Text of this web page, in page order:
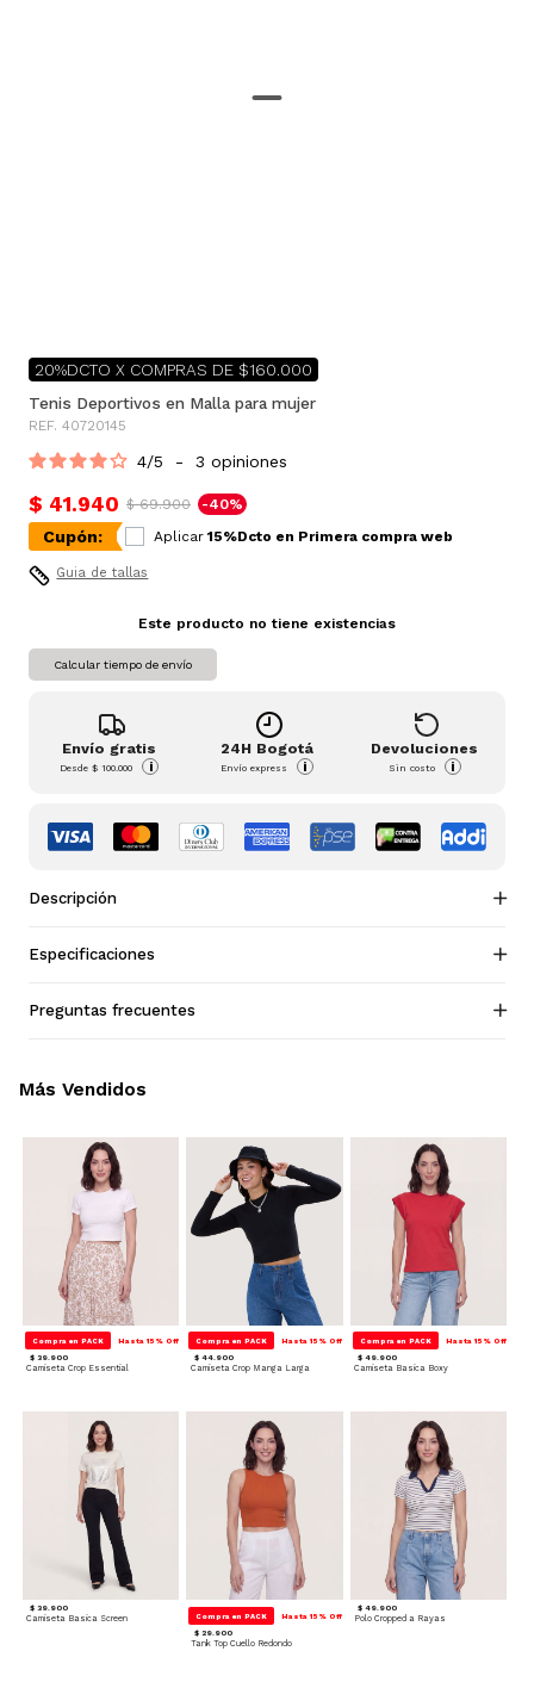
20%DCTO X COMPRAS DE $160.000
Tenis Deportivos en Malla para mujer
REF. 40720145
4/5 - 3 opiniones
$ 41.940 $ 69.900 -40%
Cupón: Aplicar 15%Dcto en Primera compra web
Guia de tallas
Este producto no tiene existencias
Calcular tiempo de envío
Envío gratis
Desde$ 100.000 i
24H Bogotá
Envío express i
Devoluciones
Sin costo i
Descripción
Especificaciones
Preguntas frecuentes
Compra en PACK Hasta 15% Off
$ 39.900
Camiseta Crop Essential
Compra en PACK Hasta 15% Off
$ 44.900
Camiseta Crop Manga Larga
Compra en PACK Hasta 15% Off
$ 49.900
Camiseta Basica Boxy
$ 39.900
Camiseta Basica Screen Compra en PACK Hasta 15% Off
$ 29.900
Tank Top Cuello Redondo
$ 49.900
Polo Cropped a Rayas
Más Vendidos